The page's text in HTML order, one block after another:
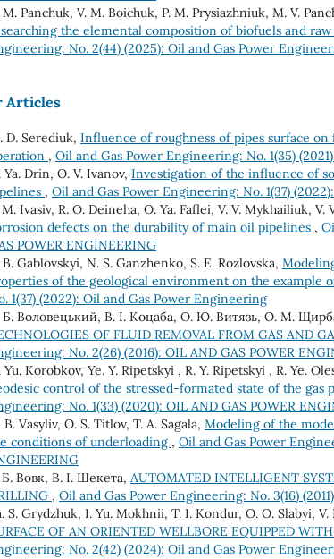
Panchuk, V. М. Boichuk, P. М. Prysiazhniuk, М. V.
the elemental composition of biofuels and
No. 2(44) (2025): Oil and Gas Power
Articles
D. Serediuk, Influence of roughness of pipes surface
, Oil and Gas Power Engineering: No. 1(35)
Ya. Drin, O. V. Ivanov, Investigation of the influence of
, Oil and Gas Power Engineering: No. 1(37)
М. Ivasiv, R. О. Deineha, О. Ya. Faflei, V. V. Mykhailiuk, V.
defects on the durability of main oil pipelines ,
POWER ENGINEERING
B. Gablovskyi, N. S. Ganzhenko, S. E. Rozlovska,
of the geological environment on the example
1(37) (2022): Oil and Gas Power Engineering
Б. Воловецький, В. І. Коцаба, О. Ю. Витязь, О. М.
OF FLUID REMOVAL FROM GAS AND
No. 2(26) (2016): OIL AND GAS POWER
Yu. Korobkov, Ye. Y. Ripetskyi , R. Y. Ripetskyi , R. Ye.
control of the stressed-formated state of the gas
No. 1(33) (2020): OIL AND GAS POWER
Vasyliv, О. S. Titlov, Т. А. Sagala, Modeling of the
conditions of underloading , Oil and Gas Power
Вовк, В. І. Шекета, AUTOMATED INTELLIGENT
, Oil and Gas Power Engineering: No. 3(16)
S. Grydzhuk, I. Yu. Mokhnii, T. I. Kondur, O. O. Slabyi, V.
OF AN ORIENTED WELLBORE EQUIPPED
No. 2(42) (2024): Oil and Gas Power